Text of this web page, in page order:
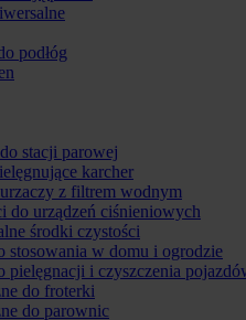
podłóg
stacji parowej
karcher
z filtrem wodnym
do urządzeń ciśnieniowych
środki czystości
stosowania w domu i ogrodzie
pielęgnacji i czyszczenia
do froterki
do parownic